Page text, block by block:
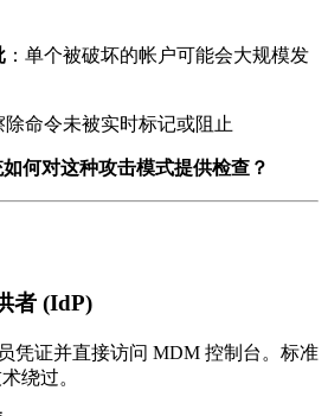
：单个被破坏的帐户可能会大规模发
除命令未被实时标记或阻止
何对这种攻击模式提供检查？
者 (IdP)
凭证并直接访问 MDM 控制台。标准
绕过。